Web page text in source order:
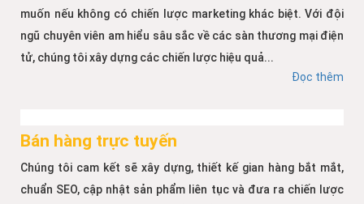
muốn nếu không có chiến lược marketing khác biệt. Với đội
ngũ chuyên viên am hiểu sâu sắc về các sàn thương mại điện
tử, chúng tôi xây dựng các chiến lược hiệu quả...
Đọc thêm
Bán hàng trực tuyến
Chúng tôi cam kết sẽ xây dựng, thiết kế gian hàng bắt mắt,
chuẩn SEO, cập nhật sản phẩm liên tục và đưa ra chiến lược